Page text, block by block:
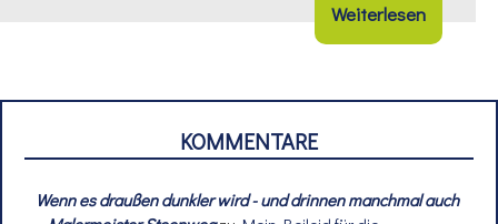
Weiterlesen
KOMMENTARE
Wenn es draußen dunkler wird - und drinnen manchmal auch